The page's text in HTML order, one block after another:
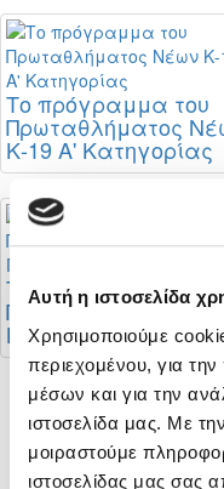
Αυτή η ιστοσελίδα
Χρησιμοποιούμε
περιεχομένου, για
μέσων και για την
ιστοσελίδα μας. Με
μοιραστούμε
ιστοσελίδας μας σας
Το πρόγραμμα του
Πρωταθλήματος
Κ-19 Α' Κατηγορίας
Το πρόγραμμα του
Πρωταθλήματος
Κ-19 Γ' Κατηγορίας